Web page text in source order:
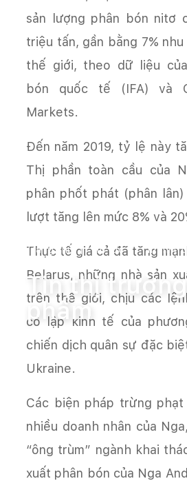
Trang chủ Tin tức Tin thị
Tin thị
phẩm
sản lượng phân bón nitơ
triệu tấn, gần bằng 7%
thế giới, theo dữ liệu
bón quốc tế (IFA) và
Markets.
Đến năm 2019, tỷ lệ này
Thị phần toàn cầu của
phân phốt phát (phân
lượt tăng lên mức 8% và
Thực tế giá cả đã tăng
Belarus, những nhà sản
trên thế giới, chịu các
cô lập kinh tế của
chiến dịch quân sự đặc
Ukraine.
Các biện pháp trừng phạt
nhiều doanh nhân của
“ông trùm” ngành khai
xuất phân bón của Nga